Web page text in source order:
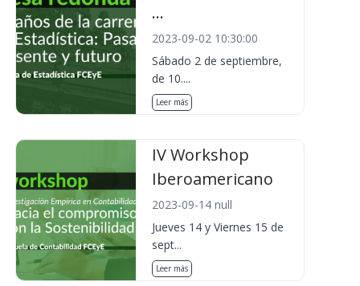
...
2023-09-02 10:30:00
Sábado 2 de septiembre,
de 10....
Leer más
IV Workshop
Iberoamericano
2023-09-14 null
Jueves 14 y Viernes 15 de
sept...
Leer más